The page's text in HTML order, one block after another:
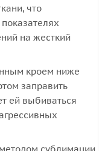
что
на жесткий
кроем ниже
заправить
ей выбиваться